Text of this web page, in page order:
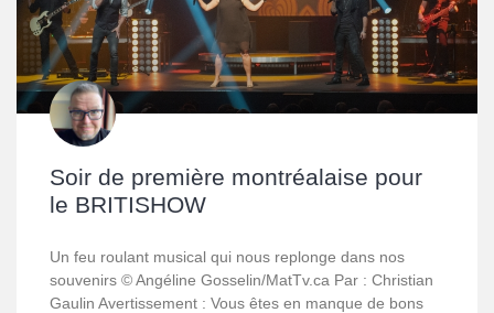
Soir de première montréalaise pour
le BRITISHOW
Un feu roulant musical qui nous replonge dans nos
souvenirs © Angéline Gosselin/MatTv.ca Par : Christian
Gaulin Avertissement : Vous êtes en manque de bons